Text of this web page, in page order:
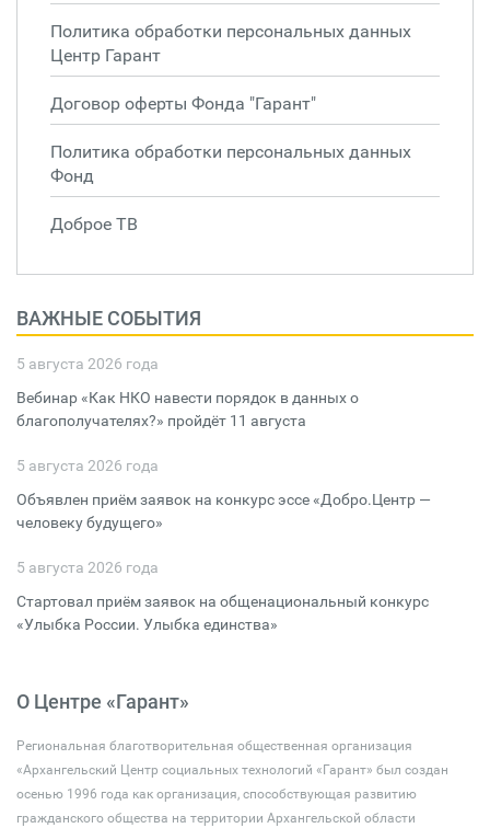
Политика обработки персональных данных
Центр Гарант
Договор оферты Фонда "Гарант"
Политика обработки персональных данных
Фонд
Доброе ТВ
ВАЖНЫЕ СОБЫТИЯ
5 августа 2026 года
Вебинар «Как НКО навести порядок в данных о
благополучателях?» пройдёт 11 августа
5 августа 2026 года
Объявлен приём заявок на конкурс эссе «Добро.Центр —
человеку будущего»
5 августа 2026 года
Стартовал приём заявок на общенациональный конкурс
«Улыбка России. Улыбка единства»
О Центре «Гарант»
Региональная благотворительная общественная организация
«Архангельский Центр социальных технологий «Гарант» был создан
осенью 1996 года как организация, способствующая развитию
гражданского общества на территории Архангельской области